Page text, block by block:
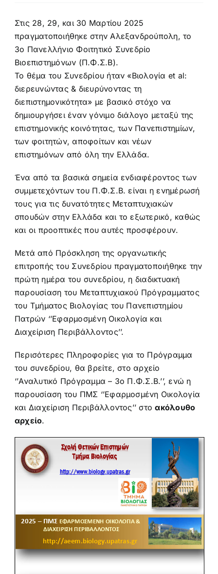
Πολιτική Ποιότητας
Ανακοινώσεις
Στις 28, 29, και 30 Μαρτίου 2025
πραγματοποιήθηκε στην Αλεξανδρούπολη, το
3ο Πανελλήνιο Φοιτητικό Συνεδρίο
Βιοεπιστημόνων (Π.Φ.Σ.Β).
Το θέμα του Συνεδρίου ήταν «Βιολογία et al:
διερευνώντας & διευρύνοντας τη
διεπιστημονικότητα» με βασικό στόχο να
δημιουργήσει έναν γόνιμο διάλογο μεταξύ της
επιστημονικής κοινότητας, των Πανεπιστημίων,
των φοιτητών, αποφοίτων και νέων
επιστημόνων από όλη την Ελλάδα.
Ένα από τα βασικά σημεία ενδιαφέροντος των
συμμετεχόντων του Π.Φ.Σ.Β. είναι η ενημέρωσή
τους για τις δυνατότητες Μεταπτυχιακών
σπουδών στην Ελλάδα και το εξωτερικό, καθώς
και οι προοπτικές που αυτές προσφέρουν.
Μετά από Πρόσκληση της οργανωτικής
επιτροπής του Συνεδρίου πραγματοποιήθηκε την
πρώτη ημέρα του συνεδρίου, η διαδικτυακή
παρουσίαση του Μεταπτυχιακού Πρόγραμματος
του Τμήματος Βιολογίας του Πανεπιστημίου
Πατρών ‘’Εφαρμοσμένη Οικολογία και
Διαχείριση Περιβάλλοντος’’.
Περισότερες Πληροφορίες για το Πρόγραμμα
του συνεδρίου, θα βρείτε, στο αρχείο
‘’Αναλυτικό Πρόγραμμα – 3ο Π.Φ.Σ.Β.’’, ενώ η
παρουσίαση του ΠΜΣ ‘’Εφαρμοσμένη Οικολογία
και Διαχείριση Περιβάλλοντος’’ στοακόλουθο
αρχείο.